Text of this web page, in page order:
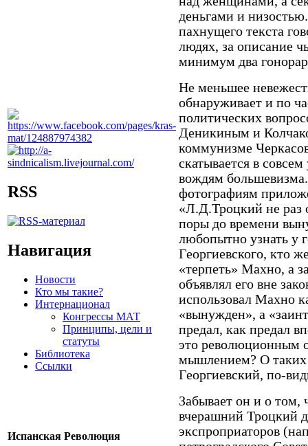
RSS
Навигация
Новости
Кто мы такие?
Интернационал
Конгрессы МАТ
Принципы, цели и
статуты
Библиотека
Ссылки
Испанская Революция
деньгами и
пахнущего текста
людях, за описание
минимум два
Не меньшее
обнаруживает и по
политических
Деникиным и
коммунизме
скатывается в
вождям
фотографиям
«Л.Д.Троцкий не раз
поры до времени
любопытно узнать у
Георгиевского, кто
«терпеть» Махно, а
объявлял его вне
использовал Махно
«вынужден», а
предал, как предал
это революционным
мышлением? О таких
Георгиевский, по-
Забывает он и о том,
вчерашний Троцкий
экспроприаторов